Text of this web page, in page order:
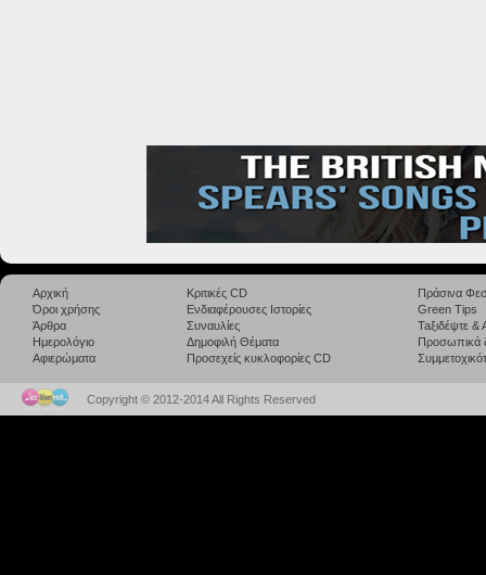
Αρχική
Όροι χρήσης
Άρθρα
Ημερολόγιο
Αφιερώματα
Κριτικές CD
Ενδιαφέρουσες Ιστορίες
Συναυλίες
Δημοφιλή Θέματα
Προσεχείς κυκλοφορίες CD
Πράσινα
Green Tips
Taξιδέψτε
Προσωπικά
Copyright © 2012-2014 All Rights Reserved